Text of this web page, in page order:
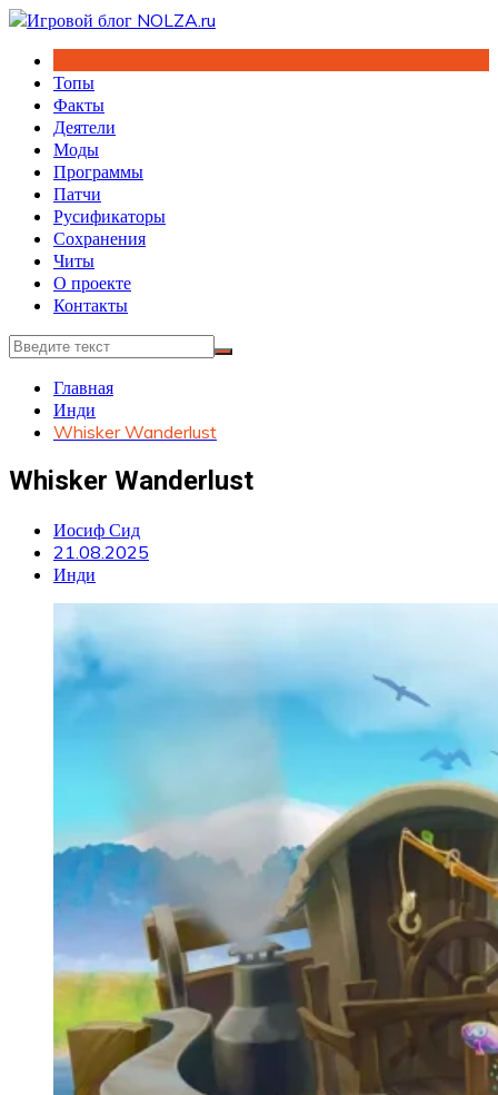
Перейти
содержимому
Топы
Факты
Деятели
Моды
Программы
Патчи
Русификаторы
Сохранения
Читы
О проекте
Контакты
Главная
Инди
Whisker Wanderlust
Whisker Wanderlust
Иосиф Сид
21.08.2025
Инди